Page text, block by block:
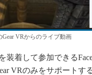
VRからのライブ動画
着して参加できる
VRのみをサポートす